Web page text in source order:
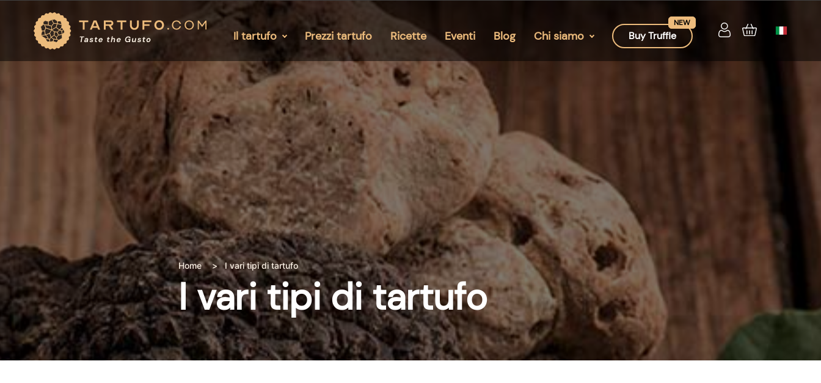
Il tartufo Prezzi tartufo Ricette Eventi Blog Chi siamo Buy Truffle
Home I vari tipi di tartufo
I vari tipi di tartufo